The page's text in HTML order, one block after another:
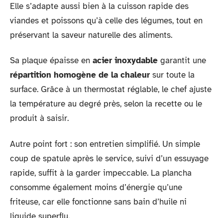
Elle s’adapte aussi bien à la cuisson rapide des
viandes et poissons qu’à celle des légumes, tout en
préservant la saveur naturelle des aliments.
Sa plaque épaisse en acier inoxydable garantit une
répartition homogène de la chaleur sur toute la
surface. Grâce à un thermostat réglable, le chef ajuste
la température au degré près, selon la recette ou le
produit à saisir.
Autre point fort : son entretien simplifié. Un simple
coup de spatule après le service, suivi d’un essuyage
rapide, suffit à la garder impeccable. La plancha
consomme également moins d’énergie qu’une
friteuse, car elle fonctionne sans bain d’huile ni